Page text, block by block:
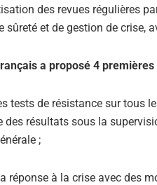
des revues régulières
sûreté et de gestion de crise,
a proposé 4
tests de résistance sur tous
résultats sous la
;
réponse à la crise avec des